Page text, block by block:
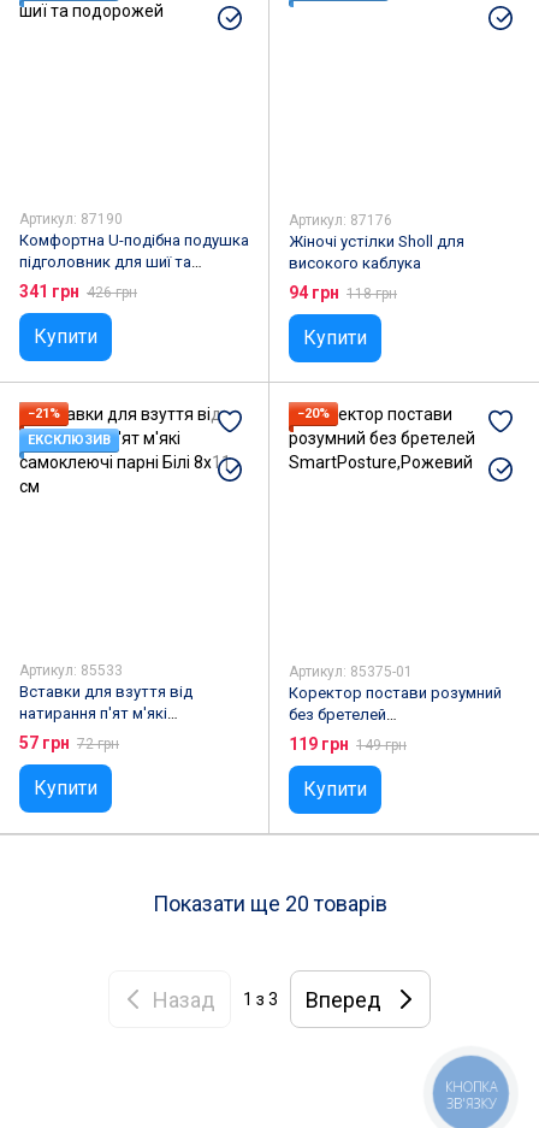
Артикул: 87190
Комфортна U-подібна подушка
підголовник для шиї та
подорожей
341 грн 426 грн
Купити
Артикул: 87176
Жіночі устілки Sholl для
високого каблука
94 грн 118 грн
Купити
−21%
ЕКСКЛЮЗИВ
Артикул: 85533
Вставки для взуття від
натирання п'ят м'які
самоклеючі парні Білі 8х11 см
57 грн 72 грн
Купити
−20%
Артикул: 85375-01
Коректор постави розумний
без бретелей
SmartPosture,Рожевий
119 грн 149 грн
Купити
Показати ще 20 товарів
Назад 1 з 3 Вперед
КНОПКА
ЗВ'ЯЗКУ